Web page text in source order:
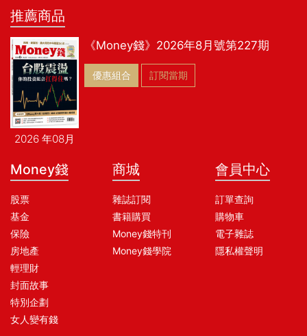
推薦商品
2026 年08月
《Money錢》2026年8月號第227期
優惠組合 訂閱當期
Money錢
股票
基金
保險
房地產
輕理財
封面故事
特別企劃
女人變有錢
商城
雜誌訂閱
書籍購買
Money錢特刊
Money錢學院
會員中心
訂單查詢
購物車
電子雜誌
隱私權聲明